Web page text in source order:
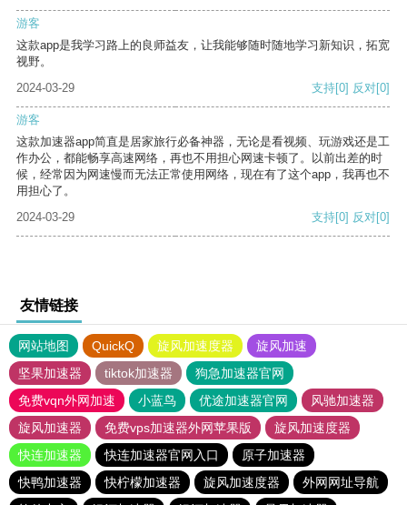
游客
这款app是我学习路上的良师益友，让我能够随时随地学习新知识，拓宽
视野。
2024-03-29
支持[0] 反对[0]
游客
这款加速器app简直是居家旅行必备神器，无论是看视频、玩游戏还是工
作办公，都能畅享高速网络，再也不用担心网速卡顿了。以前出差的时
候，经常因为网速慢而无法正常使用网络，现在有了这个app，我再也不
用担心了。
2024-03-29
支持[0] 反对[0]
友情链接
网站地图 QuickQ 旋风加速度器
旋风加速
坚果加速器
tiktok加速器
狗急加速器官网
免费vqn外网加速
小蓝鸟 优途加速器官网
风驰加速器
旋风加速器
免费vps加速器外网苹果版
旋风加速度器
快连加速器
快连加速器官网入口
原子加速器
快鸭加速器
快柠檬加速器 旋风加速度器
外网网址导航